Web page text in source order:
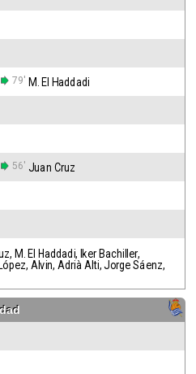
79' M. El Haddadi
56' Juan Cruz
, M. El Haddadi, Iker Bachiller,
, Alvin, Adrià Alti,Jorge Sáenz,